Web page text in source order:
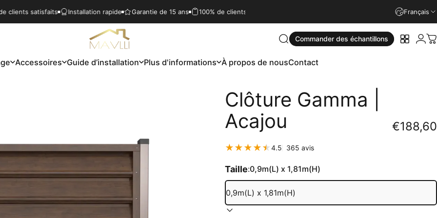
satisfaits Installation rapide Garantie de 15 ans 100% de clients satisfaits 100% de
Français
Mavlli Rechercher
Commander des échantillons Vos
Accessoires Guide d’installation Plus d'informations À propos de nousContact
Clôture Gamma
Acajou
€188,60
4.5 365 avis365 total des critiques
Taille:0,9m(L) x 1,81m(H)